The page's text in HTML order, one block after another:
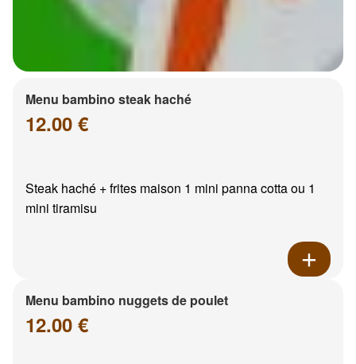
Menu bambino steak haché
12.00 €
Steak haché + frites maison 1 mini panna cotta ou 1
mini tiramisu
Menu bambino nuggets de poulet
12.00 €